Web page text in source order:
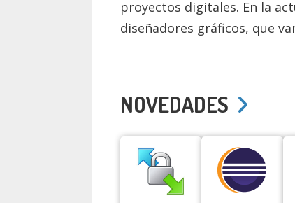
proyectos digitales. En la
diseñadores gráficos, que
NOVEDADES